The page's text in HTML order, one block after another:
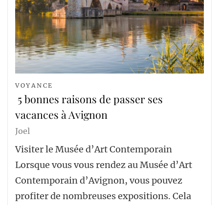
VOYANCE
5 bonnes raisons de passer ses
vacances à Avignon
Joel
Visiter le Musée d’Art Contemporain
Lorsque vous vous rendez au Musée d’Art
Contemporain d’Avignon, vous pouvez
profiter de nombreuses expositions. Cela